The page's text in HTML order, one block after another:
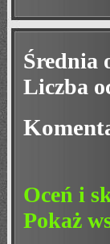
Średnia
Liczba
Oceń i
Pokaż